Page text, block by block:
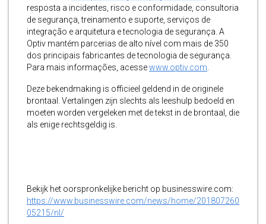
resposta a incidentes, risco e conformidade, consultoria
de segurança, treinamento e suporte, serviços de
integração e arquitetura e tecnologia de segurança. A
Optiv mantém parcerias de alto nível com mais de 350
dos principais fabricantes de tecnologia de segurança.
Para mais informações, acessewww.optiv.com
Deze bekendmaking is officieel geldend in de originele
brontaal. Vertalingen zijn slechts als leeshulp bedoeld en
moeten worden vergeleken met de tekst in de brontaal, die
als enige rechtsgeldig is.
Bekijk het oorspronkelijke bericht op businesswire.com:
https://www.businesswire.com/news/home/201807260
05215/nl/